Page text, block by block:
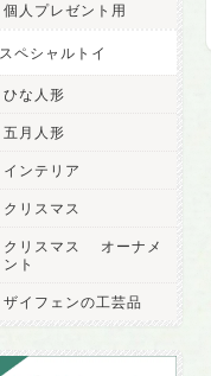
個人プレゼント用
スペシャルトイ
ひな人形
五月人形
インテリア
クリスマス
クリスマス オーナメ
ント
ザイフェンの工芸品